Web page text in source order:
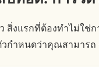
สิ่งแรกที่ต้องทำไม่ใ
กำหนดว่าคุณสามารถ